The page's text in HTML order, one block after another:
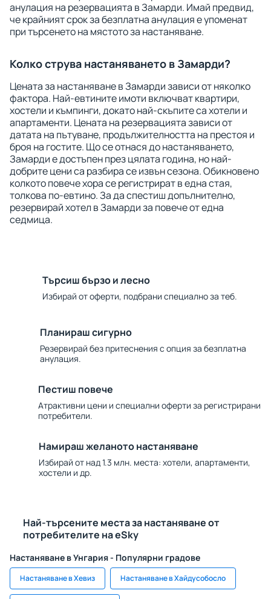
анулация на резервацията в Замарди. Имай предвид,
че крайният срок за безплатна анулация е упоменат
при търсенето на мястото за настаняване.
Колко струва настаняването в Замарди?
Цената за настаняване в Замарди зависи от няколко
фактора. Най-евтините имоти включват квартири,
хостели и къмпинги, докато най-скъпите са хотели и
апартаменти. Цената на резервацията зависи от
датата на пътуване, продължителността на престоя и
броя на гостите. Що се отнася до настаняването,
Замарди е достъпен през цялата година, но най-
добрите цени са разбира се извън сезона. Обикновено
колкото повече хора се регистрират в една стая,
толкова по-евтино. За да спестиш допълнително,
резервирай хотел в Замарди за повече от една
седмица.
Търсиш бързо и лесно
Избирай от оферти, подбрани специално за теб.
Планираш сигурно
Резервирай без притеснения с опция за безплатна
анулация.
Пестиш повече
Атрактивни цени и специални оферти за регистрирани
потребители.
Намираш желаното настаняване
Избирай от над 1.3 млн. места: хотели, апартаменти,
хостели и др.
Най-търсените места за настаняване от
потребителите на eSky
Настаняване в Унгария - Популярни градове
Настаняване в Хевиз Настаняване в Хайдусобосло